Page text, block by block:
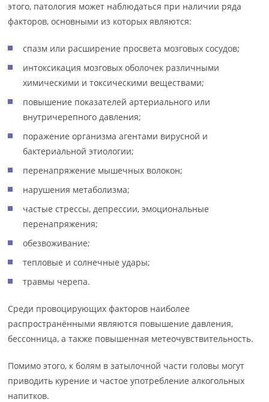
этого, патология может наблюдаться при наличии ряда
факторов, основными из которых являются:
спазм или расширение просвета мозговых сосудов;
интоксикация мозговых оболочек различными
химическими и токсическими веществами;
повышение показателей артериального или
внутричерепного давления;
поражение организма агентами вирусной и
бактериальной этиологии;
перенапряжение мышечных волокон;
нарушения метаболизма;
частые стрессы, депрессии, эмоциональные
перенапряжения;
обезвоживание;
тепловые и солнечные удары;
травмы черепа.
Среди провоцирующих факторов наиболее
распространёнными являются повышение давления,
бессонница, а также повышенная метеочувствительность.
Помимо этого, к болям в затылочной части головы могут
приводить курение и частое употребление алкогольных
напитков.